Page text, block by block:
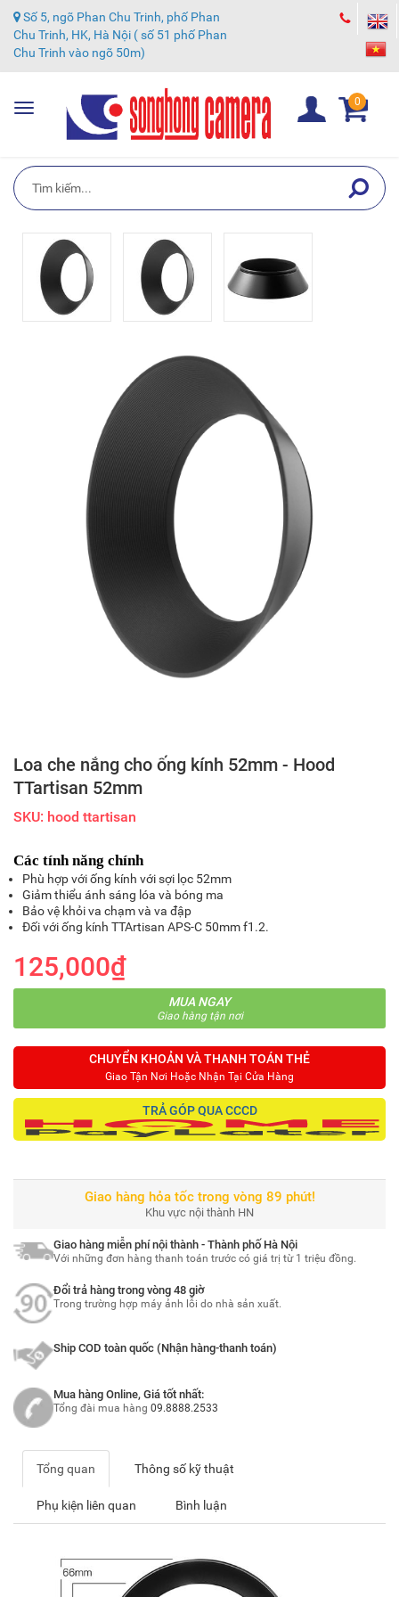
Số 5, ngõ Phan Chu Trinh, phố Phan
Chu Trinh, HK, Hà Nội ( số 51 phố Phan
Chu Trinh vào ngõ 50m)
Toggle
navigation
0
Loa che nắng cho ống kính 52mm - Hood
TTartisan 52mm
SKU: hood ttartisan
Các tính năng chính
Phù hợp với ống kính với sợi lọc 52mm
Giảm thiểu ánh sáng lóa và bóng ma
Bảo vệ khỏi va chạm và va đập
Đối với ống kính TTArtisan APS-C 50mm f1.2.
125,000₫
MUA NGAY
Giao hàng tận nơi
CHUYỂN KHOẢN VÀ THANH TOÁN THẺ
Giao Tận Nơi Hoặc Nhận Tại Cửa Hàng
TRẢ GÓP QUA CCCD
Giao hàng hỏa tốc trong vòng 89 phút!
Khu vực nội thành HN
Giao hàng miễn phí nội thành - Thành phố Hà Nội
Với những đơn hàng thanh toán trước có giá trị từ 1 triệu đồng.
Đổi trả hàng trong vòng 48 giờ
Trong trường hợp máy ảnh lỗi do nhà sản xuất.
Ship COD toàn quốc (Nhận hàng-thanh toán)
Mua hàng Online, Giá tốt nhất:
Tổng đài mua hàng 09.8888.2533
Tổng quan Thông số kỹ thuật
Phụ kiện liên quan Bình luận